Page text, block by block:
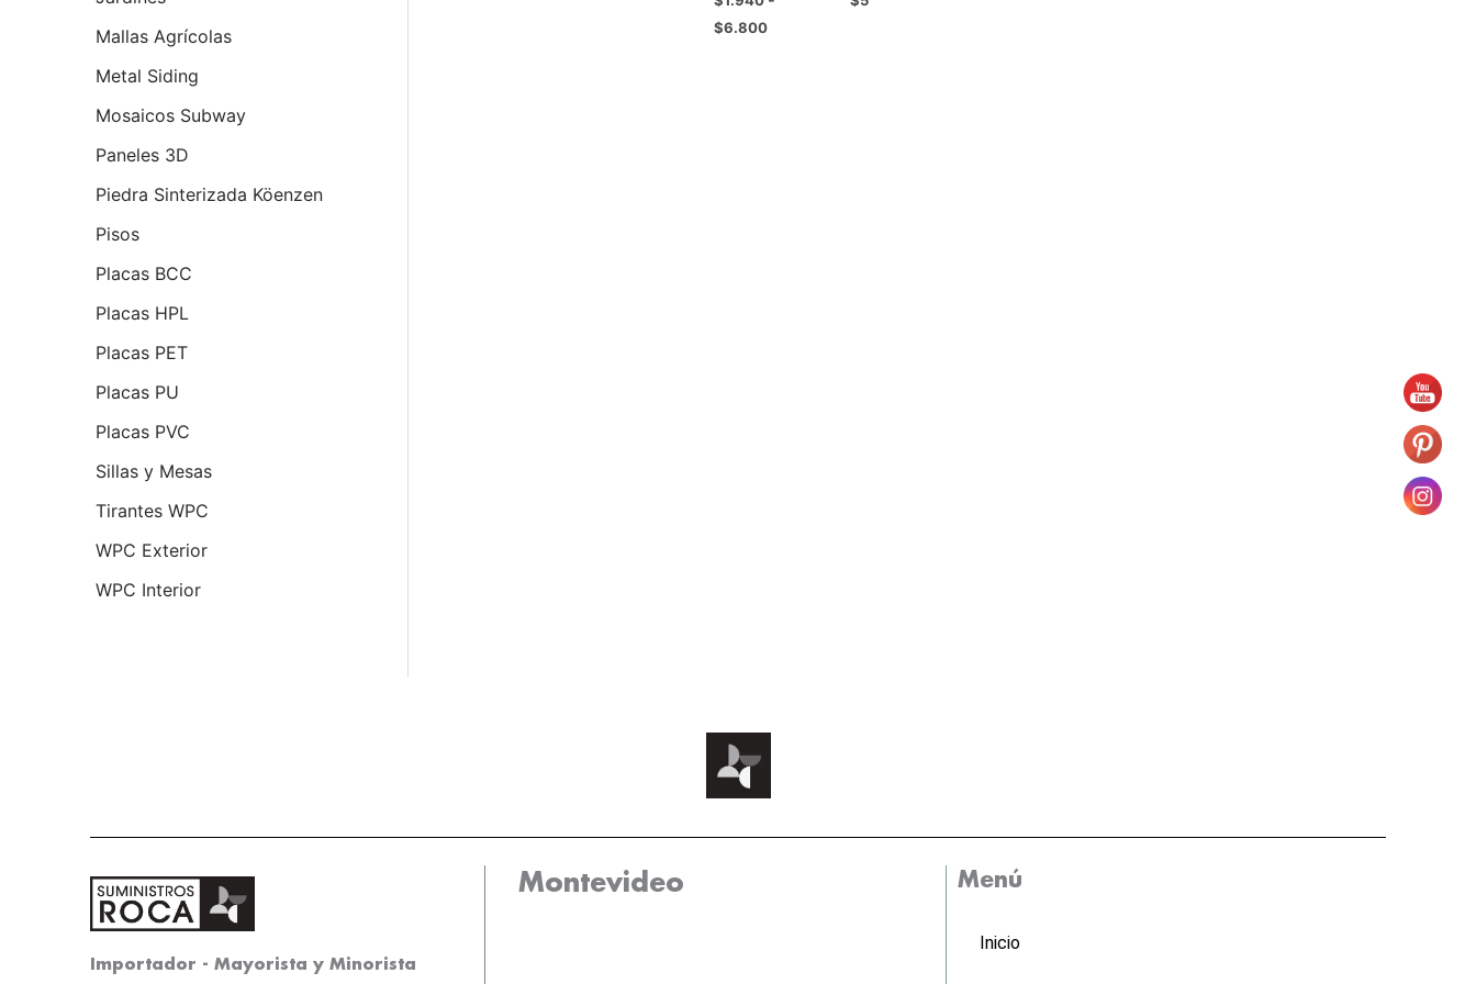
Mallas Agrícolas
Metal Siding
Mosaicos Subway
Paneles 3D
Piedra Sinterizada Köenzen
Pisos
Placas BCC
Placas HPL
Placas PET
Placas PU
Placas PVC
Sillas y Mesas
Tirantes WPC
WPC Exterior
WPC Interior
$6.800
Importador - Mayorista y Minorista
Montevideo Menú
Inicio